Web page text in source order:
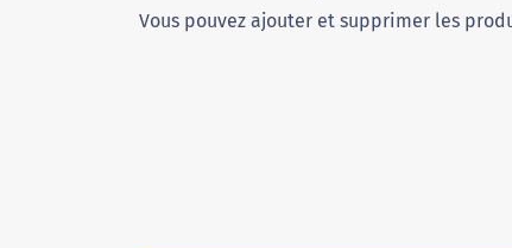
Vous pouvez ajouter et supprimer les